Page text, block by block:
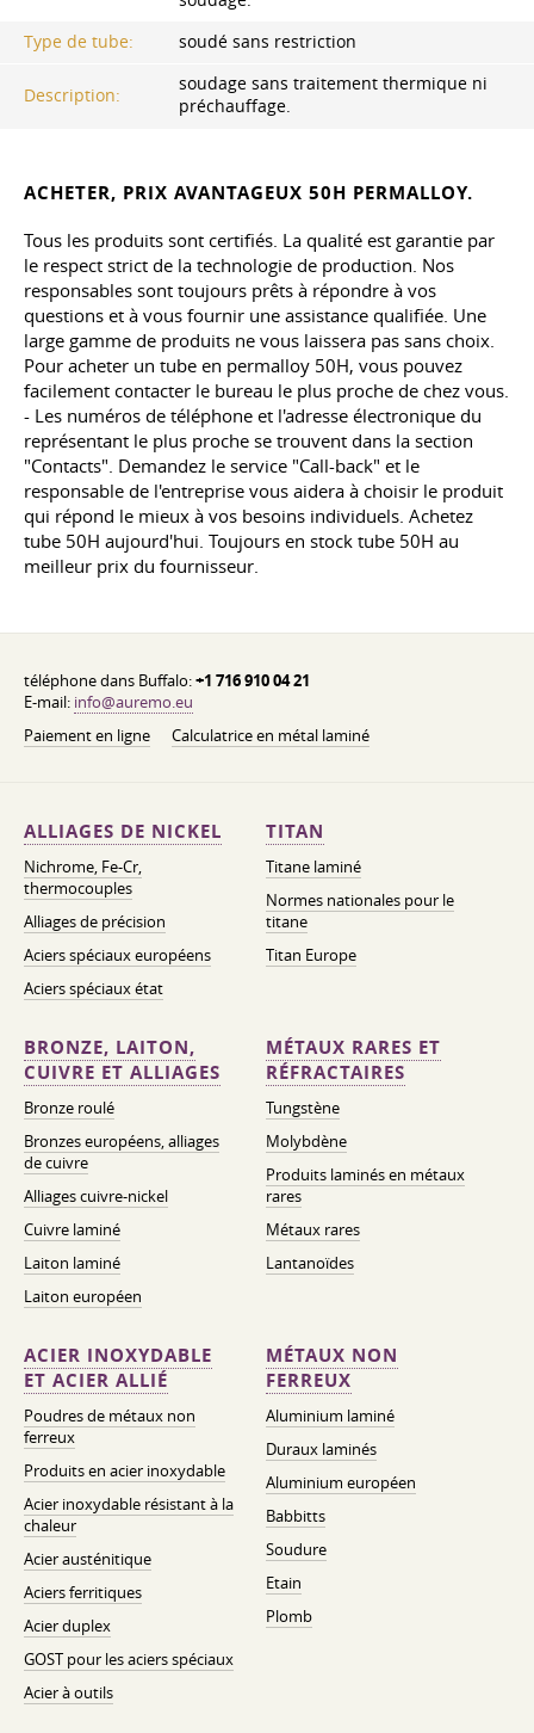
Type de tube:
soudé sans restriction
Description:
soudage sans traitement thermique ni
préchauffage.
ACHETER, PRIX AVANTAGEUX 50H PERMALLOY.
Tous les produits sont certifiés. La qualité est garantie par
le respect strict de la technologie de production. Nos
responsables sont toujours prêts à répondre à vos
questions et à vous fournir une assistance qualifiée. Une
large gamme de produits ne vous laissera pas sans choix.
Pour acheter un tube en permalloy 50H, vous pouvez
facilement contacter le bureau le plus proche de chez vous.
- Les numéros de téléphone et l'adresse électronique du
représentant le plus proche se trouvent dans la section
"Contacts". Demandez le service "Call-back" et le
responsable de l'entreprise vous aidera à choisir le produit
qui répond le mieux à vos besoins individuels. Achetez
tube 50H aujourd'hui. Toujours en stock tube 50H au
meilleur prix du fournisseur.
téléphone dans Buffalo:+1 716 910 04 21
E-mail: info@auremo.eu
Paiement en ligne
Calculatrice en métal laminé
ALLIAGES DE NICKEL
Nichrome, Fe-Cr,
thermocouples
Alliages de précision
Aciers spéciaux européens
Aciers spéciaux état
TITAN
Titane laminé
Normes nationales pour le
titane
Titan Europe
BRONZE, LAITON,
CUIVRE ET ALLIAGES
Bronze roulé
Bronzes européens, alliages
de cuivre
Alliages cuivre-nickel
Cuivre laminé
Laiton laminé
Laiton européen
MÉTAUX RARES ET
RÉFRACTAIRES
Tungstène
Molybdène
Produits laminés en métaux
rares
Métaux rares
Lantanoïdes
ACIER INOXYDABLE
ET ACIER ALLIÉ
Poudres de métaux non
ferreux
Produits en acier inoxydable
Acier inoxydable résistant à la
chaleur
Acier austénitique
Aciers ferritiques
Acier duplex
GOST pour les aciers spéciaux
Acier à outils
MÉTAUX NON
FERREUX
Aluminium laminé
Duraux laminés
Aluminium européen
Babbitts
Soudure
Etain
Plomb